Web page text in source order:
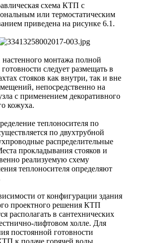
схема КТП с
или термостатическим
приведена на рисунке 6.1.
монтажа полной
готовности следует размещать в
стояков как внутри, так и вне
непосредственно на
с применением декоративного
кожуха.
теплоносителя по
по двухтрубной
распределительные
прокладывания стояков и
реализуемую схему
теплоносителя определяют
от конфигурации здания
проектного решения КТП
располагать в сантехнических
лифтовом холле. Для
постоянной готовности
к подаче горячей воды